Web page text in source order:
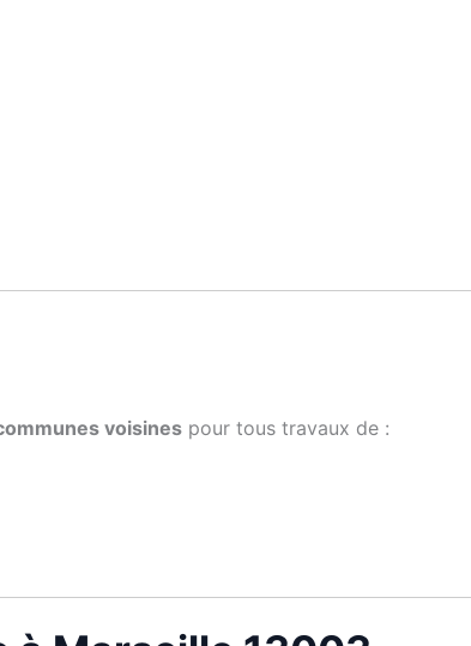
voisines pour tous travaux de :